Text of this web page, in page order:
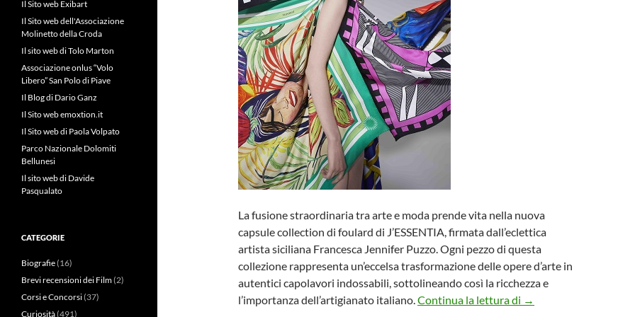
La fusione straordinaria tra arte e moda prende vita nella nuova
capsule collection di foulard di J’ESSENTIA, firmata dall’eclettica
artista siciliana Francesca Jennifer Puzzo. Ogni pezzo di questa
collezione rappresenta un’eccelsa trasformazione delle opere d’arte in
autentici capolavori indossabili, sottolineando così la ricchezza e
l’importanza dell’artigianato italiano.Continua la lettura di J’essentia: Foulard
→
Il Sito web Exibart
Il Sito web dell'Associazione
Molinetto della Croda
Il sito web di Tolo Marton
Associazione onlus “Volo
Libero” San Polo di Piave
Il Blog di Dario Ganz
Il Sito web emoxtion.it
Il Sito web di Paola Volpato
Parco Nazionale Dolomiti
Bellunesi
Il sito web di Davide
Pasqualato
CATEGORIE
Biografie(16)
Brevi recensioni dei Film(2)
Corsi e Concorsi(37)
Curiosità(491)